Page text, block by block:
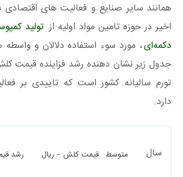
همانند سایر صنایع و فعالیت های
اخیر در حوزه تامین مواد اولیه از تولید
دکمه‌ای، مورد سوء استفاده دلالان و واسطه
جدول زیر نشان دهنده رشد فزاینده قیمت
تورم سالیانه کشور است که تاییدی بر
دارد.
سال متوسط قیمت کلش – ریال رشد